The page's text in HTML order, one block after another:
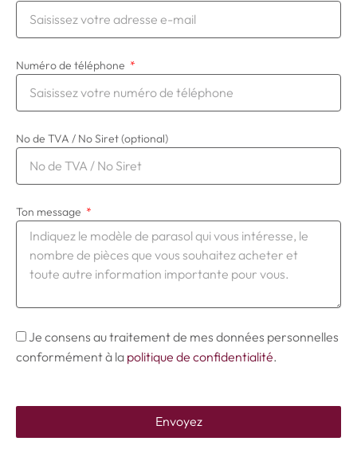
Numéro de téléphone
No de TVA / No Siret (optional)
Ton message
Je consens au traitement de mes données personnelles
conformément à la politique de confidentialité.
Envoyez